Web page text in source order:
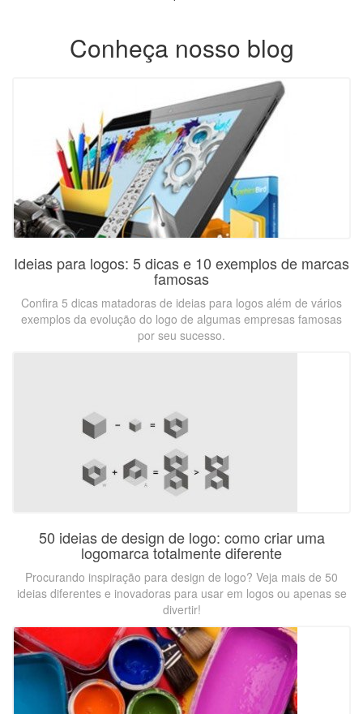
Conheça nosso blog
Ideias para logos: 5 dicas e 10 exemplos de marcas
famosas
Confira 5 dicas matadoras de ideias para logos além de vários
exemplos da evolução do logo de algumas empresas famosas
por seu sucesso.
50 ideias de design de logo: como criar uma
logomarca totalmente diferente
Procurando inspiração para design de logo? Veja mais de 50
ideias diferentes e inovadoras para usar em logos ou apenas se
divertir!